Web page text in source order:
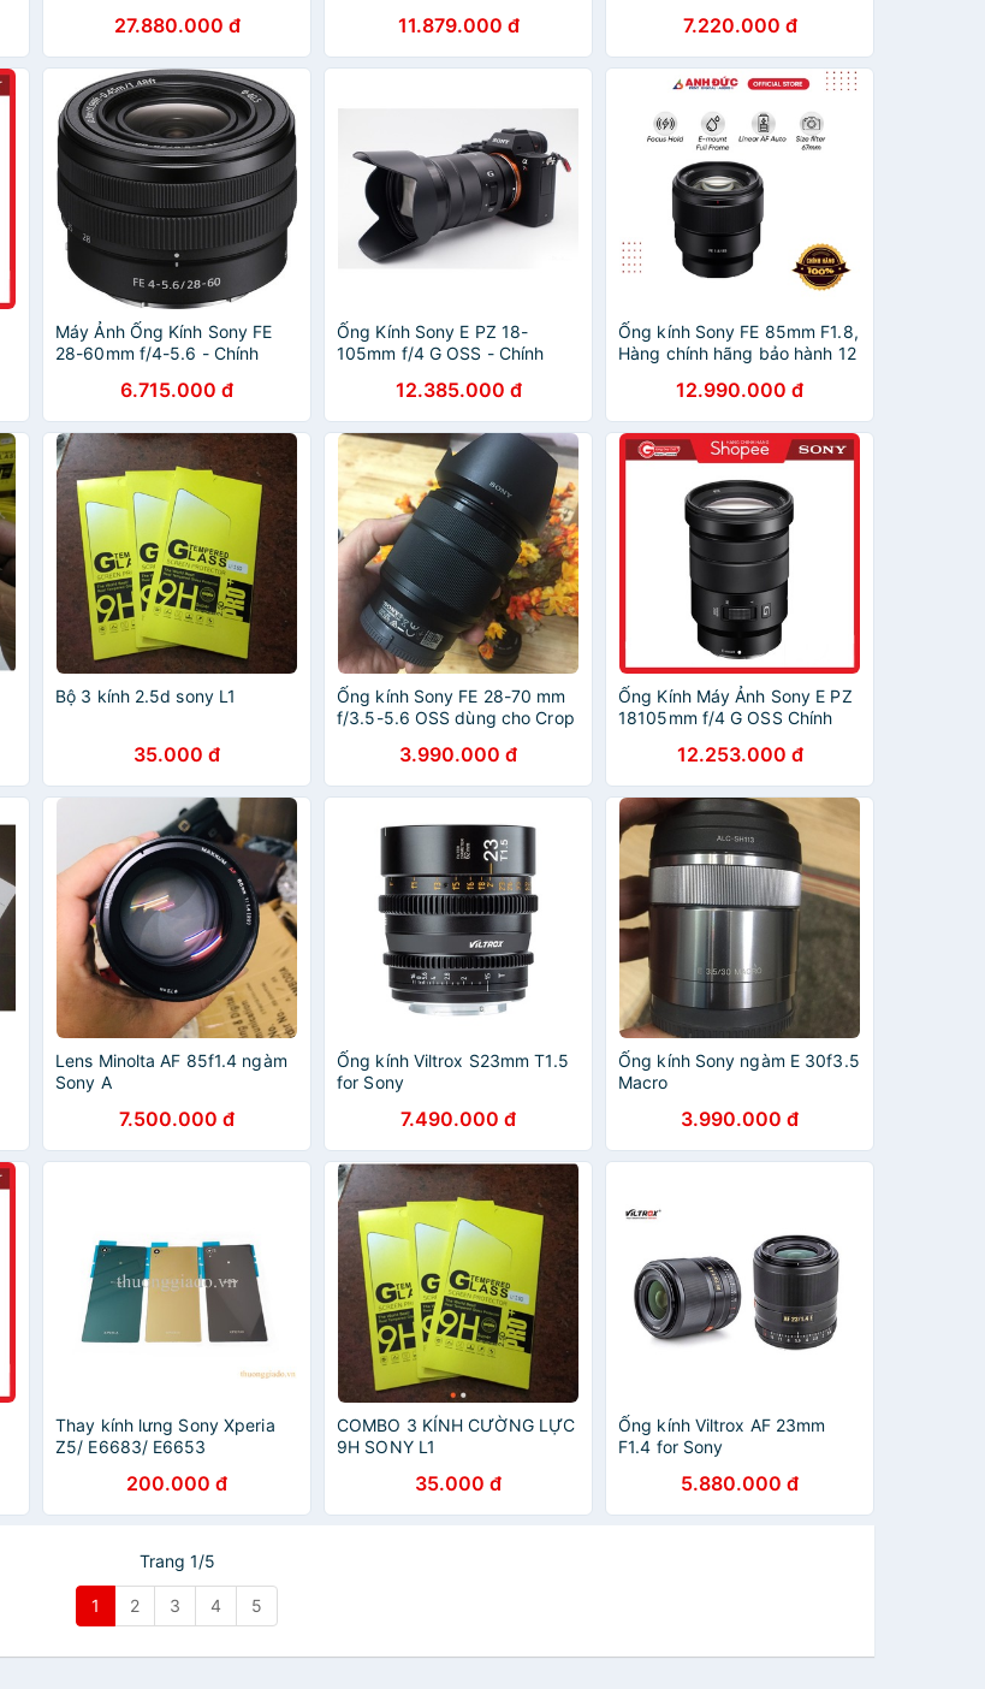
27.880.000 đ 11.879.000 đ 7.220.000 đ
Máy Ảnh Ống Kính Sony FE
28-60mm f/4-5.6 - Chính
6.715.000 đ
Ống Kính Sony E PZ 18-
105mm f/4 G OSS - Chính
12.385.000 đ
Ống kính Sony FE 85mm F1.8,
Hàng chính hãng bảo hành 12
12.990.000 đ
Bộ 3 kính 2.5d sony L1
35.000 đ
Ống kính Sony FE 28-70 mm
f/3.5-5.6 OSS dùng cho Crop
3.990.000 đ
Ống Kính Máy Ảnh Sony E PZ
18105mm f/4 G OSS Chính
12.253.000 đ
Lens Minolta AF 85f1.4 ngàm
Sony A
7.500.000 đ
Ống kính Viltrox S23mm T1.5
for Sony
7.490.000 đ
Ống kính Sony ngàm E 30f3.5
Macro
3.990.000 đ
Thay kính lưng Sony Xperia
Z5/ E6683/ E6653
200.000 đ
COMBO 3 KÍNH CƯỜNG LỰC
9H SONY L1
35.000 đ
Ống kính Viltrox AF 23mm
F1.4 for Sony
5.880.000 đ
Trang 1/5
1 2 3 4 5